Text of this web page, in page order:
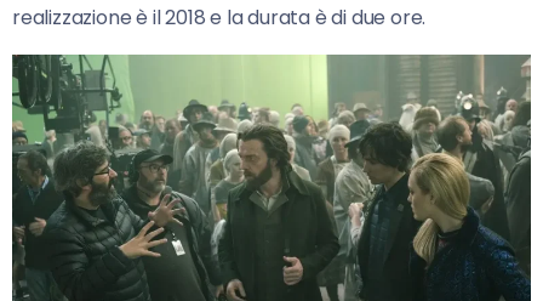
realizzazione è il 2018 e la durata è di due ore.